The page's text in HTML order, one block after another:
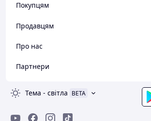
Покупцям
Продавцям
Про нас
Партнери
Тема - світла BETA